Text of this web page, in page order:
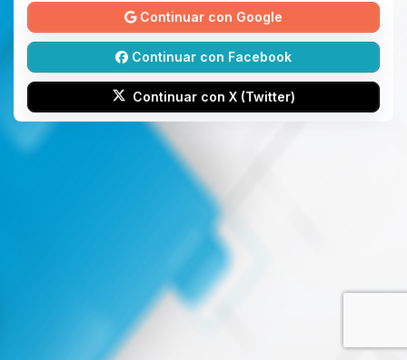
Continuar con Google
Continuar con Facebook
Continuar con X (Twitter)